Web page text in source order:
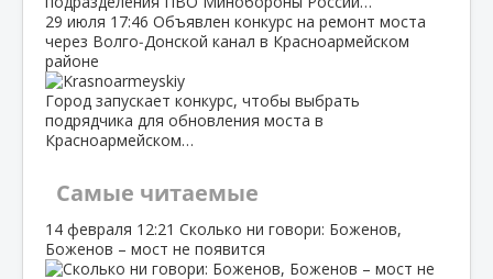
29 июля 17:46 Объявлен конкурс на ремонт моста
через Волго‑Донской канал в Красноармейском
районе
Город запускает конкурс, чтобы выбрать
подрядчика для обновления моста в
Красноармейском…
Самые читаемые
14 февраля 12:21 Сколько ни говори: Боженов,
Боженов – мост не появится